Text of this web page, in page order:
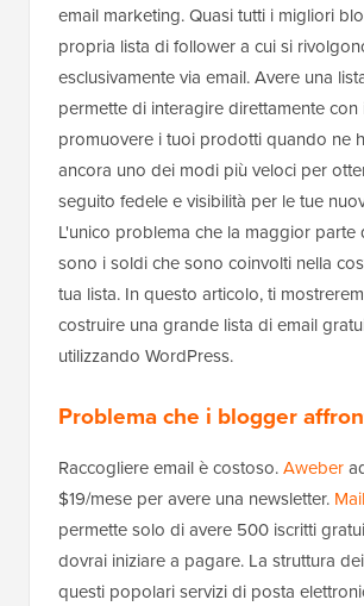
email marketing. Quasi tutti i migliori
propria lista di follower a cui si
esclusivamente via email. Avere una
permette di interagire direttamente con
promuovere i tuoi prodotti quando ne
ancora uno dei modi più veloci per
seguito fedele e visibilità per le tue
L'unico problema che la maggior
sono i soldi che sono coinvolti nella
tua lista. In questo articolo, ti
costruire una grande lista di email
utilizzando WordPress.
Problema che i blogger
Raccogliere email è costoso.Aweber
$19/mese per avere una newsletter.
permette solo di avere 500 iscritti
dovrai iniziare a pagare. La struttura
questi popolari servizi di posta